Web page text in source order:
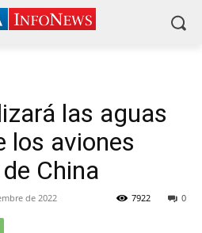
las aguas
los aviones
China
de 2022 0
7922